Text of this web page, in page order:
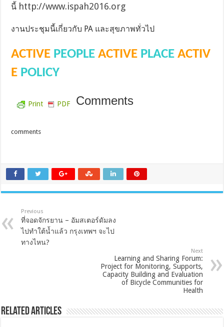
นี้ http://www.ispah2016.org
งานประชุมนี้เกี่ยวกับ PA และสุขภาพทั่วไป
ACTIVE PEOPLE ACTIVE PLACE ACTIV
E POLICY
Print PDF Comments
comments
Previous
ที่จอดจักรยาน – อัมสเตอร์ดัมลง
ไปทำใต้น้ำแล้ว กรุงเทพฯ จะไป
ทางไหน?
Next
Learning and Sharing Forum:
Project for Monitoring, Supports,
Capacity Building and Evaluation
of Bicycle Communities for
Health
Related Articles